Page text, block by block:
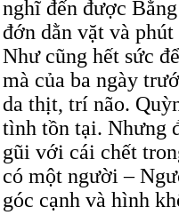
nghĩ đến được
đớn dằn vặt và
Như cũng hết sức
mà của ba ngày
da thịt, trí não.
tình tồn tại. Nhưng
gũi với cái chết
có một người –
góc cạnh và hình